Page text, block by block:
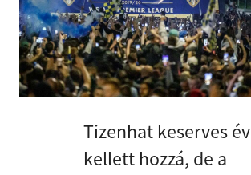
Tizenhat keserves év
kellett hozzá, de a